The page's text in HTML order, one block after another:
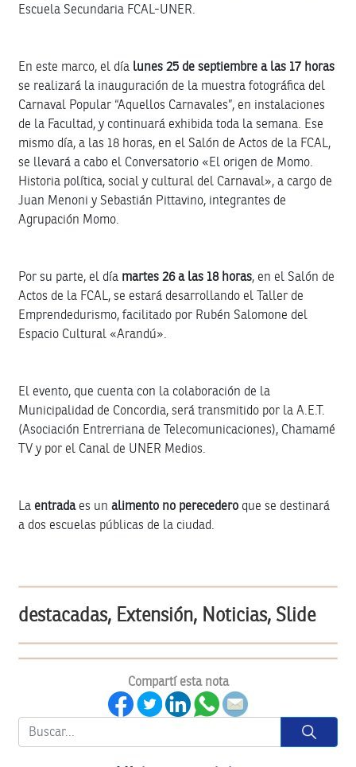
Escuela Secundaria FCAL-UNER.
En este marco, el día lunes 25 de septiembre a las 17 horas
se realizará la inauguración de la muestra fotográfica del
Carnaval Popular “Aquellos Carnavales”, en instalaciones
de la Facultad, y continuará exhibida toda la semana. Ese
mismo día, a las 18 horas, en el Salón de Actos de la FCAL,
se llevará a cabo el Conversatorio «El origen de Momo.
Historia política, social y cultural del Carnaval», a cargo de
Juan Menoni y Sebastián Pittavino, integrantes de
Agrupación Momo.
Por su parte, el día martes 26 a las 18 horas, en el Salón de
Actos de la FCAL, se estará desarrollando el Taller de
Emprendedurismo, facilitado por Rubén Salomone del
Espacio Cultural «Arandú».
El evento, que cuenta con la colaboración de la
Municipalidad de Concordia, será transmitido por la A.E.T.
(Asociación Entrerriana de Telecomunicaciones), Chamamé
TV y por el Canal de UNER Medios.
La entradaes unalimento no perecedero que se destinará
a dos escuelas públicas de la ciudad.
destacadas, Extensión, Noticias, Slide
Compartí esta nota
Button